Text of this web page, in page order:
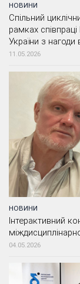
НОВИНИ
Спільний
рамках
України з нагоди
11.05.2026
НОВИНИ
Інтерактивний
04.05.2026